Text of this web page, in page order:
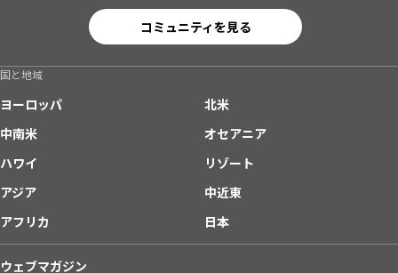
コミュニティを見る
国と地域
ヨーロッパ
北米
中南米
オセアニア
ハワイ
リゾート
アジア
中近東
アフリカ
日本
ウェブマガジン